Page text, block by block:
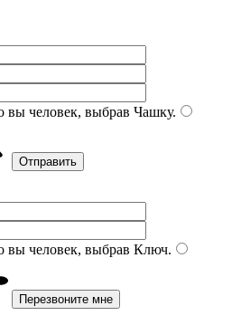
вы человек, выбрав Чашку.
вы человек, выбрав Ключ.